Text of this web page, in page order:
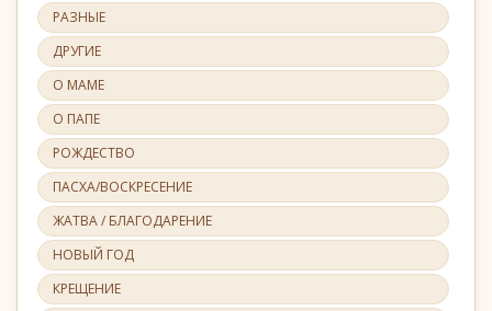
РАЗНЫЕ
ДРУГИЕ
О МАМЕ
О ПАПЕ
РОЖДЕСТВО
ПАСХА/ВОСКРЕСЕНИЕ
ЖАТВА / БЛАГОДАРЕНИЕ
НОВЫЙ ГОД
КРЕЩЕНИЕ